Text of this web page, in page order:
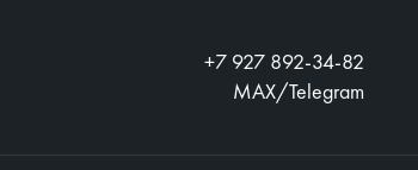
+7 927 892-34-82
MAX/Telegram